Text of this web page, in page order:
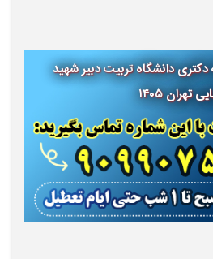
دکتری دانشگاهتربیت دبیر شهید
تهران ۱۴۰۵